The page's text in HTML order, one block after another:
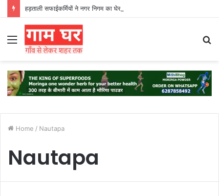
हड़ताली सफाईकर्मियों ने नगर निगम का घेराव किया’
Menu
Home / Nautapa
Nautapa